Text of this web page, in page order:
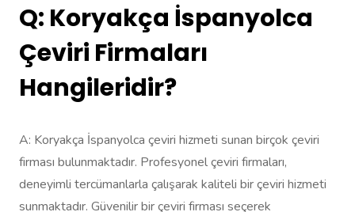
Q: Koryakça İspanyolca
Çeviri Firmaları
Hangileridir?
A: Koryakça İspanyolca çeviri hizmeti sunan birçok çeviri
firması bulunmaktadır. Profesyonel çeviri firmaları,
deneyimli tercümanlarla çalışarak kaliteli bir çeviri hizmeti
sunmaktadır. Güvenilir bir çeviri firması seçerek